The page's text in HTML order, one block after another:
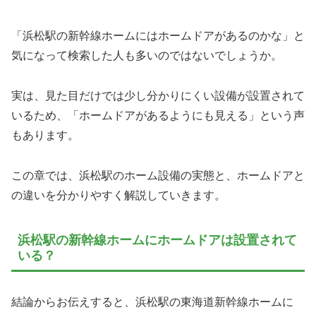
「浜松駅の新幹線ホームにはホームドアがあるのかな」と
気になって検索した人も多いのではないでしょうか。
実は、見た目だけでは少し分かりにくい設備が設置されて
いるため、「ホームドアがあるようにも見える」という声
もあります。
この章では、浜松駅のホーム設備の実態と、ホームドアと
の違いを分かりやすく解説していきます。
浜松駅の新幹線ホームにホームドアは設置されて
いる？
結論からお伝えすると、浜松駅の東海道新幹線ホームに